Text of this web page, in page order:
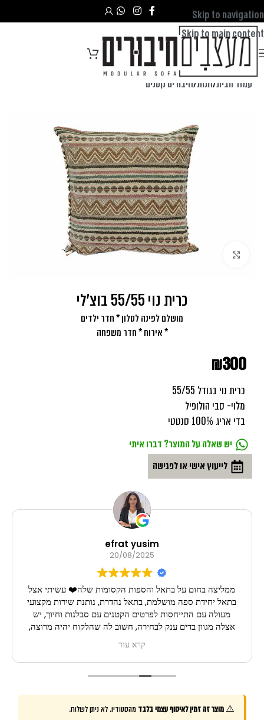
Skip to navigation
Skip to main content
עמוד הבית/חנות/חיבורים קטנים
לחצו להגדלה
כרית נוי 55/55 בוצ'לי
מושלם לפינה לסלון * חדר ילדים
* אירוח * חדר משפחה
₪300
כרית נוי בגודל 55/55
מלוי- סבי הולופיל
בדי אריג 100% סנטטי
יש שאלה על המוצר? דברו איתי
לייעוץ אישי או לפגישה
efrat yusim
20/08/2025
ממליצה בחום על בתאל והספות הקסומות שלה❤️ עשיתי אצל
בתאל יחידת ספה מושלמת, בתאל נהדרת, נותנת שירות מקצועי
מעולה עם התייחסות לפרטים הקטנים עם סבלנות וחיוך, יש
אצלה מגוון בדים ענק לבחירה, חשוב לה שהלקוח יהיה מרוצה,
קרא עוד
⚠️ מוצר זה זמין לאיסוף עצמי בלבד מהסטודיו. לא ניתן לשלוח.